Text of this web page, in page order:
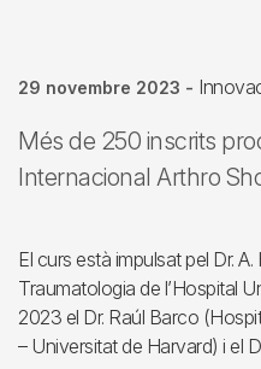
29 novembre 2023 -
Més de 250 inscrits
Internacional Arthro
El curs està impulsat pel Dr.
Traumatologia de l’Hospital
2023 el Dr. Raúl Barco
– Universitat de Harvard) i el